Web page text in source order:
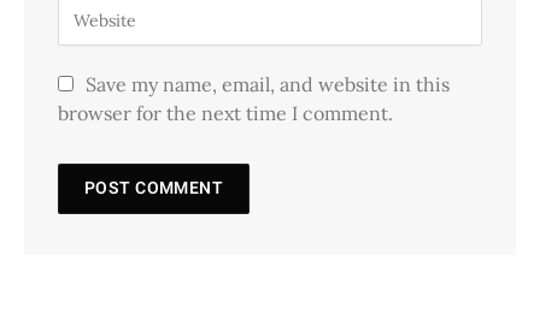
Save my name, email, and website in this
browser for the next time I comment.